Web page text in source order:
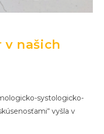
v našich
systologicko-
vyšla v